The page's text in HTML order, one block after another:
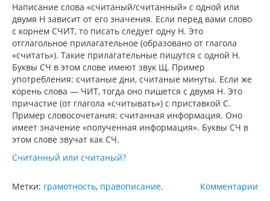
Написание слова «считаный/считанный» с одной или
двумя Н зависит от его значения. Если перед вами слово
с корнем СЧИТ, то писать следует одну Н. Это
отглагольное прилагательное (образовано от глагола
«считать»). Такие прилагательные пишутся с одной Н.
Буквы СЧ в этом слове имеют звук Щ. Пример
употребления: считаные дни, считаные минуты. Если же
корень слова — ЧИТ, тогда оно пишется с двумя Н. Это
причастие (от глагола «считывать») с приставкой С.
Пример словосочетания: считанная информация. Оно
имеет значение «полученная информация». Буквы СЧ в
этом слове звучат как СЧ.
Считанный или считаный?
Комментарии
Метки: грамотность, правописание.